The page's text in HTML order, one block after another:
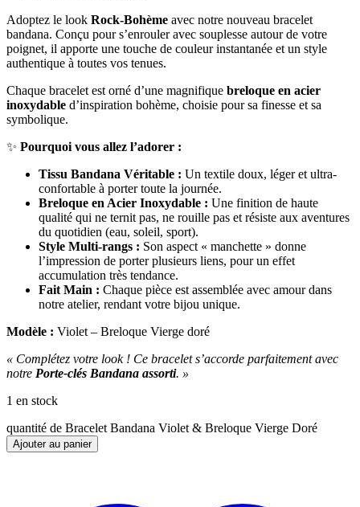
Adoptez le look Rock-Bohème avec notre nouveau bracelet
bandana. Conçu pour s’enrouler avec souplesse autour de votre
poignet, il apporte une touche de couleur instantanée et un style
authentique à toutes vos tenues.
Chaque bracelet est orné d’une magnifique breloque en acier
inoxydable d’inspiration bohème, choisie pour sa finesse et sa
symbolique.
✨ Pourquoi vous allez l’adorer :
Tissu Bandana Véritable : Un textile doux, léger et ultra-
confortable à porter toute la journée.
Breloque en Acier Inoxydable : Une finition de haute
qualité qui ne ternit pas, ne rouille pas et résiste aux aventures
du quotidien (eau, soleil, sport).
Style Multi-rangs : Son aspect « manchette » donne
l’impression de porter plusieurs liens, pour un effet
accumulation très tendance.
Fait Main : Chaque pièce est assemblée avec amour dans
notre atelier, rendant votre bijou unique.
Modèle : Violet – Breloque Vierge doré
« Complétez votre look ! Ce bracelet s’accorde parfaitement avec
notre Porte-clés Bandana assorti. »
1 en stock
quantité de Bracelet Bandana Violet & Breloque Vierge Doré
Ajouter au panier